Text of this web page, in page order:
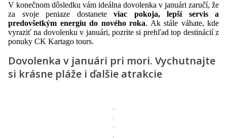
V konečnom dôsledku vám ideálna dovolenka v januári zaručí, že
za svoje peniaze dostanete viac pokoja, lepší servis a
predovšetkým energiu do nového roka. Ak stále váhate, kde
vyraziť na dovolenku v januári, pozrite si prehľad top destinácií z
ponuky CK Kartago tours.
Dovolenka v januári pri mori. Vychutnajte
si krásne pláže i ďalšie atrakcie